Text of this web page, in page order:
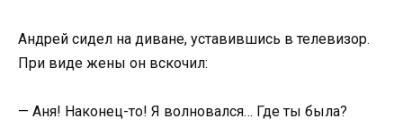
Андрей сидел на диване, уставившись в телевизор.
При виде жены он вскочил:
— Аня! Наконец-то! Я волновался… Где ты была?